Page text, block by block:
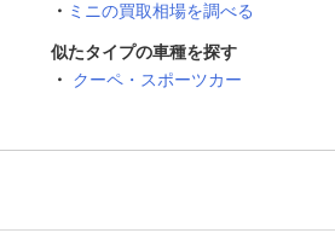
ミニの買取相場を調べる
似たタイプの車種を探す
クーペ・スポーツカー